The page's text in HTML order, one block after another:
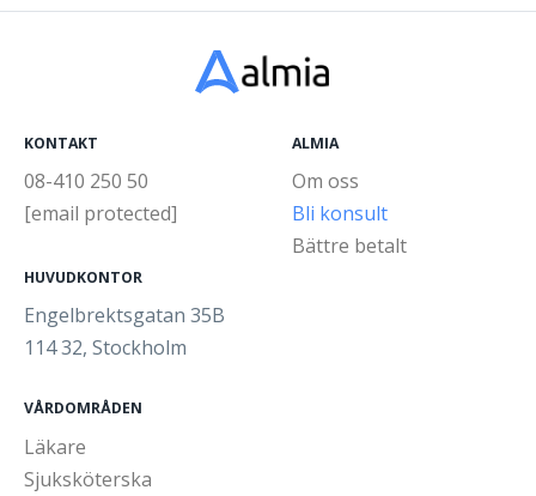
Sjuksköterska
Läkare
KONTAKT
08-410 250 50
[email protected]
HUVUDKONTOR
Engelbrektsgatan 35B
114 32, Stockholm
ALMIA
Om oss
Bli konsult
Bättre betalt
VÅRDOMRÅDEN
Läkare
Sjuksköterska